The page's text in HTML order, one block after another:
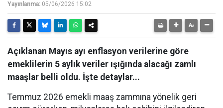
Yayınlanma: 05/06/2026 15:02
Açıklanan Mayıs ayı enflasyon verilerine göre
emeklilerin 5 aylık veriler ışığında alacağı zamlı
maaşlar belli oldu. İşte detaylar...
Temmuz 2026 emekli maaş zammına yönelik geri